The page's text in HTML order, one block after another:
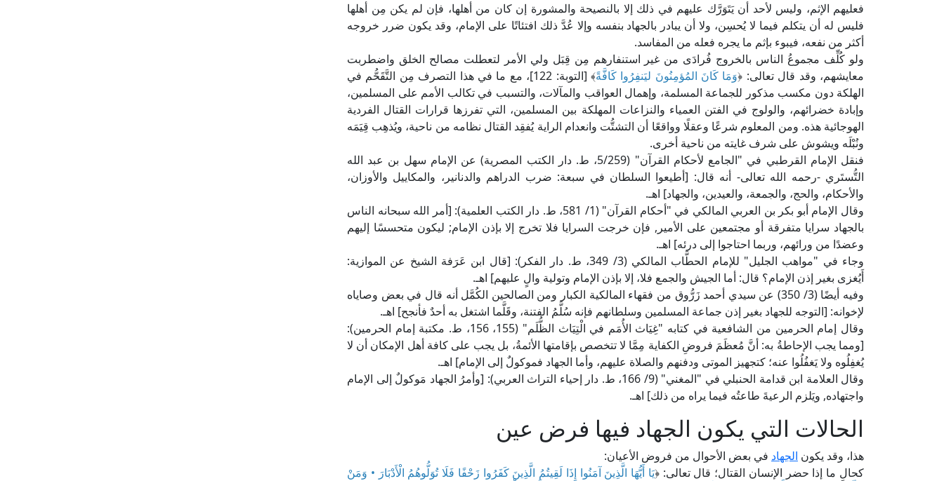
فعليهم الإثم، وليس لأحد أن يَتَوَرَّك عليهم في ذلك إلا بالنصيحة والمشورة إن كان من أهلها، فإن لم يكن مِن أهلها
فليس له أن يتكلم فيما لا يُحسِن، ولا أن يبادر بالجهاد بنفسه وإلا عُدَّ ذلك افتئاتًا على الإمام، وقد يكون ضرر خروجه
أكثر من نفعه، فيبوء بإثم ما يجره فعله من المفاسد.
ولو كُلِّف مجموعُ الناس بالخروج فُرادَى من غير استنفارهم مِن قِبَل ولي الأمر لتعطلت مصالح الخلق واضطربت
معايشهم، وقد قال تعالى: ﴿وَمَا كَانَ المُؤمِنُونَ ليَنفِرُوا كَافَّةً
﴾ [التوبة: 122]، مع ما في هذا التصرف مِن التَّقَحُّم في
الهلكة دون مكسب مذكور للجماعة المسلمة، وإهمال العواقب والمآلات، والتسبب في تكالب الأمم على المسلمين،
وإبادة خضرائهم، والولوج في الفتن العمياء والنزاعات المهلكة بين المسلمين، التي تفرزها قرارات القتال الفردية
الهوجائية هذه. ومن المعلوم شرعًا وعقلًا وواقعًا أن التشتُّت وانعدام الراية يُفقِد القتال نظامه من ناحية، ويُذهِب قِيَمَه
ونُبْلَه ويشوش على شرف غايته من ناحية أخرى.
فنقل الإمام القرطبي في "الجامع لأحكام القرآن" (5/259، ط. دار الكتب المصرية) عن الإمام سهل بن عبد الله
التُّستَري -رحمه الله تعالى- أنه قال: [أطيعوا السلطان في سبعة: ضرب الدراهم والدنانير، والمكاييل والأوزان،
والأحكام، والحج، والجمعة، والعيدين، والجهاد] اهـ.
وقال الإمام أبو بكر بن العربي المالكي في "أحكام القرآن" (1/ 581، ط. دار الكتب العلمية): [أمر الله سبحانه الناس
بالجهاد سرايا متفرقة أو مجتمعين على الأمير, فإن خرجت السرايا فلا تخرج إلا بإذن الإمام; ليكون متحسسًا إليهم
وعضدًا من ورائهم، وربما احتاجوا إلى درئه] اهـ.
وجاء في "مواهب الجليل" للإمام الحطَّاب المالكي (3/ 349، ط. دار الفكر): [قال ابن عَرَفة الشيخ عن الموازية:
أَيُغزى بغير إذن الإمام؟ قال: أما الجيش والجمع فلا، إلا بإذن الإمام وتولية والٍ عليهم] اهـ.
وفيه أيضًا (3/ 350) عن سيدي أحمد زَرُّوق من فقهاء المالكية الكبار ومن الصالحين الكُمَّل أنه قال في بعض وصاياه
لإخوانه: [التوجه للجهاد بغير إذن جماعة المسلمين وسلطانهم فإنه سُلَّمُ الفتنة، وقَلَّما اشتغل به أحدٌ فأنجح] اهـ.
وقال إمام الحرمين من الشافعية في كتابه "غِيَاث الأُمَم في الْتِيَاث الظُّلَم" (155، 156، ط. مكتبة إمام الحرمين):
[ومما يجب الإحاطةُ به: أنَّ مُعظَمَ فروضِ الكفاية مِمَّا لا تتخصص بإقامتها الأئمةُ، بل يجب على كافة أهل الإمكان أن لا
يُغفِلُوه ولا يَغفُلُوا عنه؛ كتجهيز الموتى ودفنهم والصلاة عليهم، وأما الجهاد فموكولٌ إلى الإمام] اهـ.
وقال العلامة ابن قدامة الحنبلي في "المغني" (9/ 166، ط. دار إحياء التراث العربي): [وأمرُ الجهاد مَوكولٌ إلى الإمام
واجتهاده, ويَلزم الرعيةَ طاعتُه فيما يراه من ذلك] اهـ.
الحالات التي يكون الجهاد فيها فرض عين
هذا، وقد يكون الجهاد في بعض الأحوال من فروض الأعيان:
كحالِ ما إذا حضر الإنسان القتال؛ قال تعالى: ﴿يَا أَيُّهَا الَّذِينَ آمَنُوا إِذَا لَقِيتُمُ الَّذِينَ كَفَرُوا زَحْفًا فَلَا تُوَلُّوهُمُ الْأَدْبَارَ • وَمَنْ